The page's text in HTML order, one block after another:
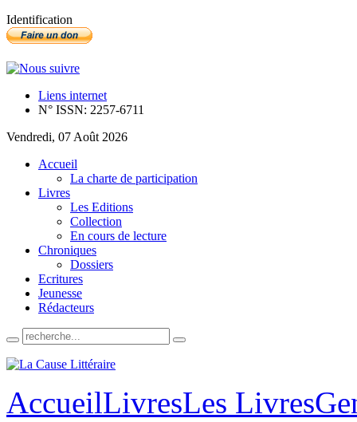
Identification
Liens internet
N° ISSN: 2257-6711
Vendredi, 07 Août 2026
Accueil
La charte de participation
Livres
Les Editions
Collection
En cours de lecture
Chroniques
Dossiers
Ecritures
Jeunesse
Rédacteurs
AccueilLivresLes Livres